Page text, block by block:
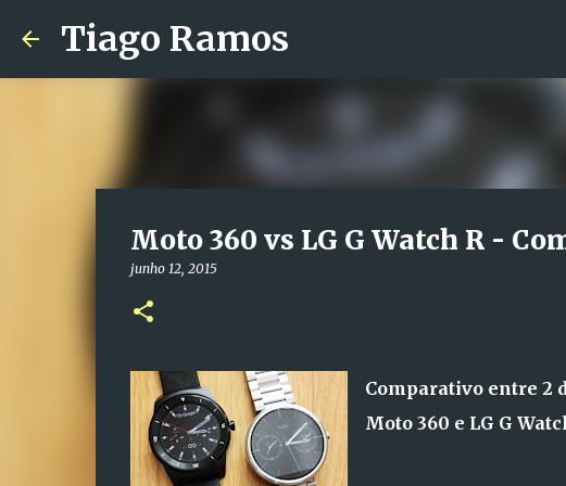
Tiago Ramos
Moto 360 vs LG G Watch R -
junho 12, 2015
Comparativo entre 2
Moto 360 e LG G